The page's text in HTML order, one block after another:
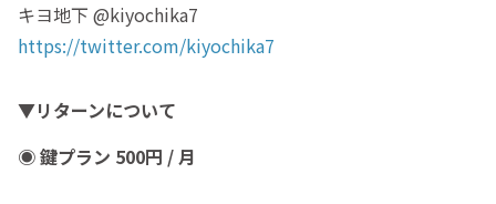
キヨ地下 @kiyochika7
https://twitter.com/kiyochika7
▼リターンについて
◉ 鍵プラン 500円 / 月